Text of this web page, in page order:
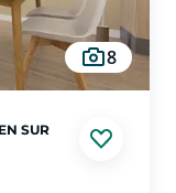
acquisition, un
la recherche d'un
8
SUR